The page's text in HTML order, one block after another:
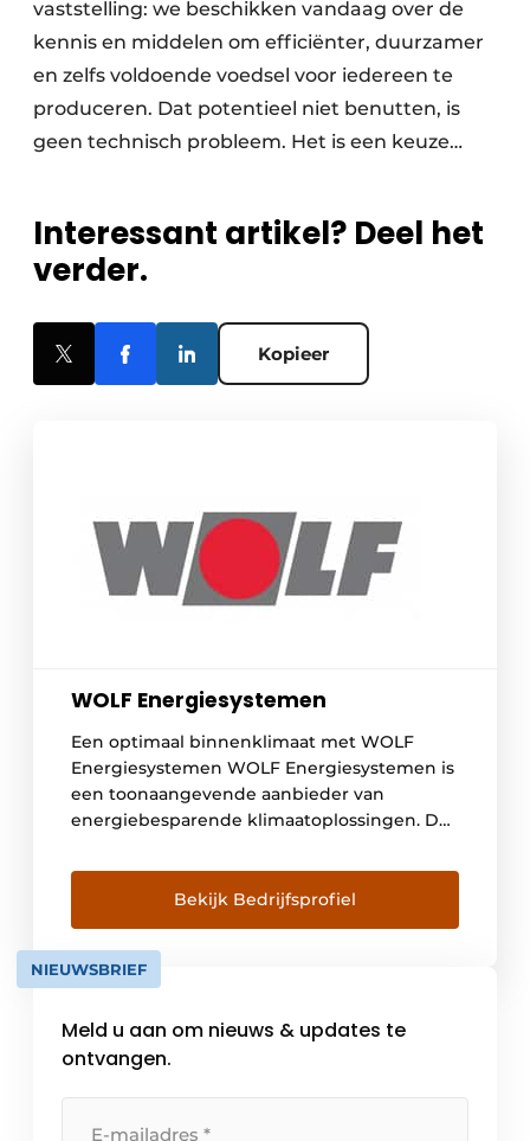
vaststelling: we beschikken vandaag over de
kennis en middelen om efficiënter, duurzamer
en zelfs voldoende voedsel voor iedereen te
produceren. Dat potentieel niet benutten, is
geen technisch probleem. Het is een keuze…
Interessant artikel? Deel het
verder.
Kopieer
WOLF Energiesystemen
Een optimaal binnenklimaat met WOLF
Energiesystemen WOLF Energiesystemen is
een toonaangevende aanbieder van
energiebesparende klimaatoplossingen. De
luchtbehandeling, ventilatie en koeling.
WOLF is uitgegroeid tot een koploper in de
Europese gebouwtechnologiesector, met
een breed scala aan producten en systemen,
variërend van compacte WTW-units tot op
luchtbehandelingsgroepen. De focus […]
Bekijk Bedrijfsprofiel
NIEUWSBRIEF
Meld u aan om nieuws & updates te
ontvangen.